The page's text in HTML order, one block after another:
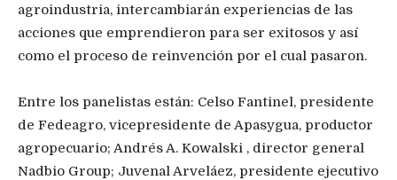
agroindustria, intercambiarán experiencias de las
acciones que emprendieron para ser exitosos y así
como el proceso de reinvención por el cual pasaron.
Entre los panelistas están: Celso Fantinel, presidente
de Fedeagro, vicepresidente de Apasygua, productor
agropecuario; Andrés A. Kowalski , director general
Nadbio Group; Juvenal Arveláez, presidente ejecutivo